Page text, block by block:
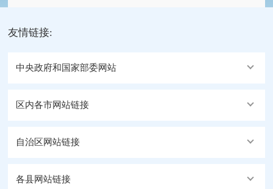
友情链接:
中央政府和国家部委网站
区内各市网站链接
自治区网站链接
各县网站链接